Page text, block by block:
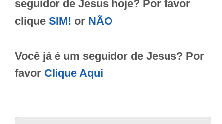
seguidor de Jesus hoje? Por favor
clique SIM! or NÃO
Você já é um seguidor de Jesus? Por
favor Clique Aqui